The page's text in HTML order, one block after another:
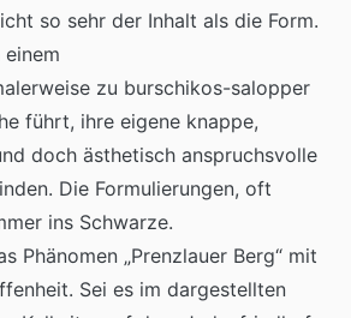
so sehr der Inhalt als die Form.
zu burschikos-salopper
führt, ihre eigene knappe,
doch ästhetisch anspruchsvolle
Die Formulierungen, oft
ins Schwarze.
Phänomen „Prenzlauer Berg“ mit
Sei es im dargestellten